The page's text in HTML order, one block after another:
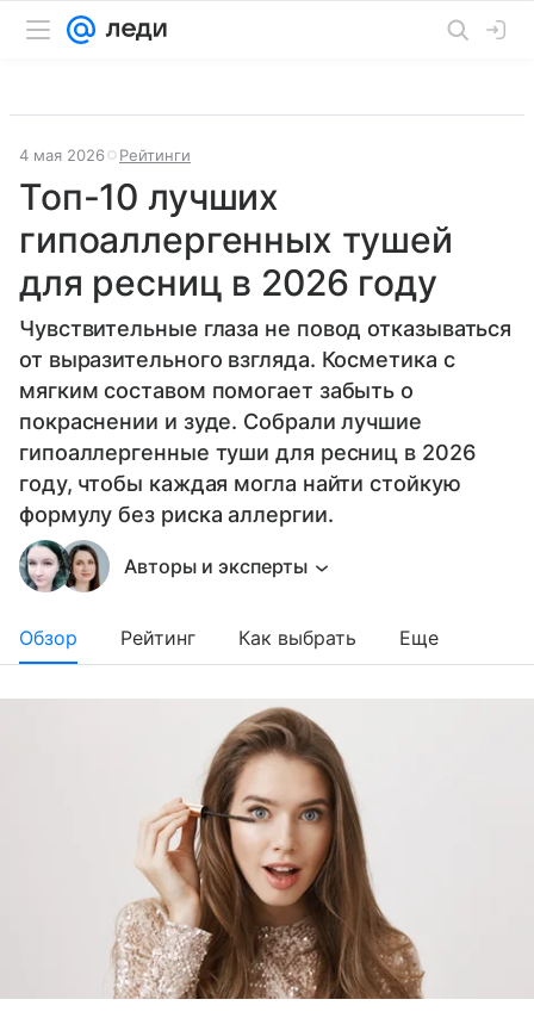
4 мая 2026 Рейтинги
Топ-10 лучших
гипоаллергенных тушей
для ресниц в 2026 году
Чувствительные глаза не повод отказываться
от выразительного взгляда. Косметика с
мягким составом помогает забыть о
покраснении и зуде. Собрали лучшие
гипоаллергенные туши для ресниц в 2026
году, чтобы каждая могла найти стойкую
формулу без риска аллергии.
Авторы и эксперты
Обзор Рейтинг Как выбрать Еще